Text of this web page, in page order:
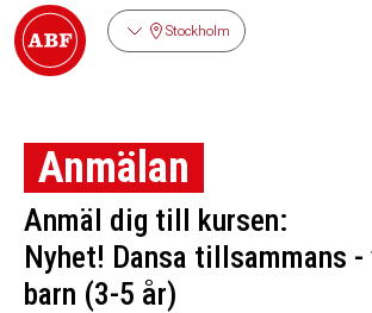
Stockholm
Anmälan
Anmäl dig till kursen:
Nyhet! Dansa tillsammans -
barn (3-5 år)